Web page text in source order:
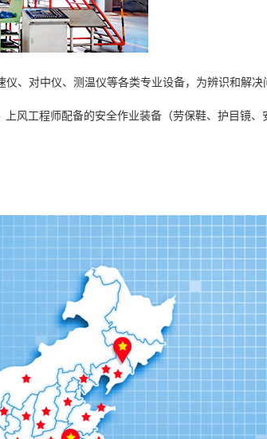
、对中仪、测温仪等各类专业设备，为辨识和解决
风工程师配备的安全作业装备（劳保鞋、护目镜